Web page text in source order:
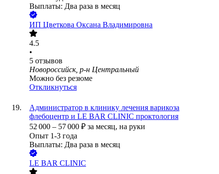
Выплаты: Два раза в месяц
ИП Цветкова Оксана Владимировна
4.5
•
5 отзывов
Новороссийск, р-н Центральный
Можно без резюме
Откликнуться
Администратор в клинику лечения варикоза
флебоцентр и LE BAR CLINIC проктология
52 000 – 57 000 ₽ за месяц, на руки
Опыт 1-3 года
Выплаты: Два раза в месяц
LE BAR CLINIC